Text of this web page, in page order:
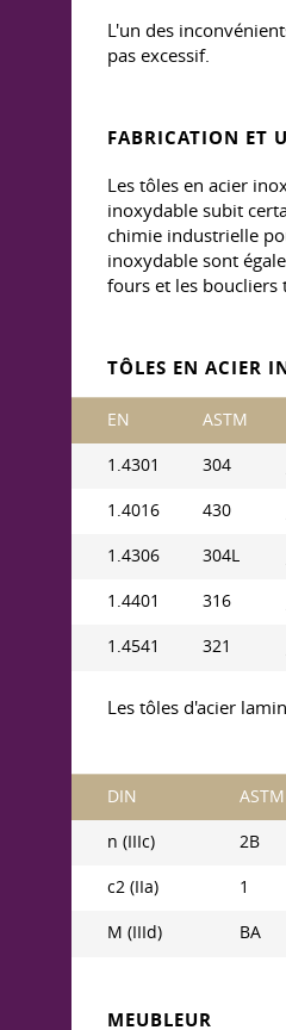
L'un des
pas excessif.
FABRICATION ET
Les tôles en acier
inoxydable subit
chimie industrielle
inoxydable sont
fours et les boucliers
TÔLES EN ACIER
EN ASTM
1.4301 304
1.4016 430
1.4306 304L
1.4401 316
1.4541 321
Les tôles d'acier
DIN ASTM
n (IIIc) 2B
c2 (IIa) 1
M (IIId) BA
MEUBLEUR